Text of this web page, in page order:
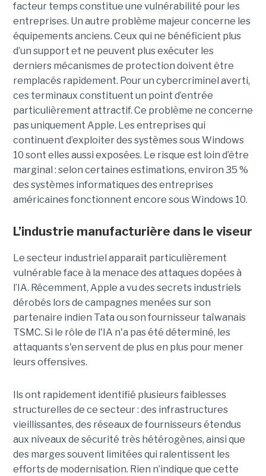
facteur temps constitue une vulnérabilité pour les
entreprises. Un autre problème majeur concerne les
équipements anciens. Ceux qui ne bénéficient plus
d’un support et ne peuvent plus exécuter les
derniers mécanismes de protection doivent être
remplacés rapidement. Pour un cybercriminel averti,
ces terminaux constituent un point d’entrée
particulièrement attractif. Ce problème ne concerne
pas uniquement Apple. Les entreprises qui
continuent d’exploiter des systèmes sous Windows
10 sont elles aussi exposées. Le risque est loin d’être
marginal : selon certaines estimations, environ 35 %
des systèmes informatiques des entreprises
américaines fonctionnent encore sous Windows 10.
L’industrie manufacturière dans le viseur
Le secteur industriel apparaît particulièrement
vulnérable face à la menace des attaques dopées à
l’IA. Récemment, Apple a vu des secrets industriels
dérobés lors de campagnes menées sur son
partenaire indien Tata ou son fournisseur taïwanais
TSMC. Si le rôle de l'IA n'a pas été déterminé, les
attaquants s'en servent de plus en plus pour mener
leurs offensives.
Ils ont rapidement identifié plusieurs faiblesses
structurelles de ce secteur : des infrastructures
vieillissantes, des réseaux de fournisseurs étendus
aux niveaux de sécurité très hétérogènes, ainsi que
des marges souvent limitées qui ralentissent les
efforts de modernisation. Rien n’indique que cette